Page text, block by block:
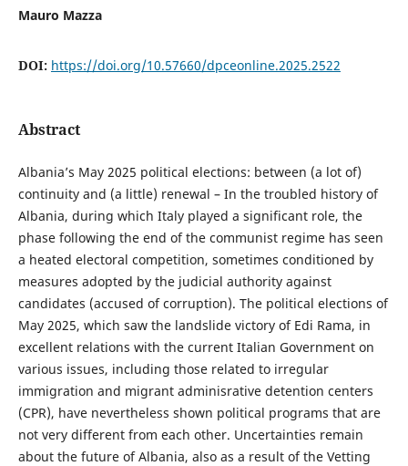
Mauro Mazza
DOI: https://doi.org/10.57660/dpceonline.2025.2522
Abstract
Albania’s May 2025 political elections: between (a lot of)
continuity and (a little) renewal – In the troubled history of
Albania, during which Italy played a significant role, the
phase following the end of the communist regime has seen
a heated electoral competition, sometimes conditioned by
measures adopted by the judicial authority against
candidates (accused of corruption). The political elections of
May 2025, which saw the landslide victory of Edi Rama, in
excellent relations with the current Italian Government on
various issues, including those related to irregular
immigration and migrant adminisrative detention centers
(CPR), have nevertheless shown political programs that are
not very different from each other. Uncertainties remain
about the future of Albania, also as a result of the Vetting